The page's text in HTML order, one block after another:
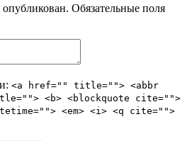
Обязательные поля
<a href="" title=""> <abbr
<b> <blockquote cite="">
<em> <i> <q cite="">